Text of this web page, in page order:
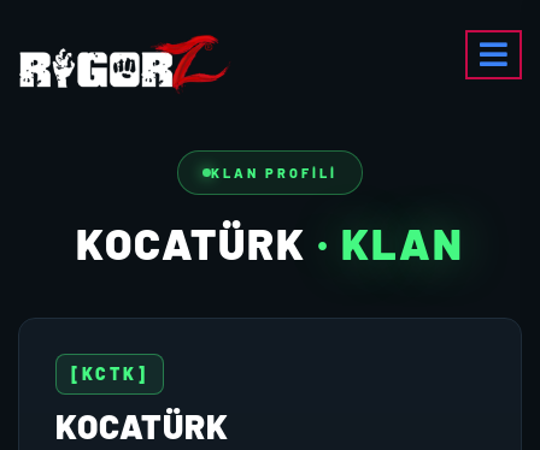
KLAN PROFILI
KOCATÜRK · KLAN
[KCTK]
KOCATÜRK